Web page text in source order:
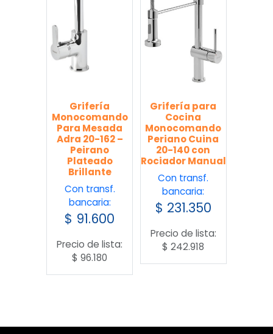
Grifería
Monocomando
Para Mesada
Adra 20-162 –
Peirano
Plateado
Brillante
Con transf.
bancaria:
$ 91.600
Precio de lista:
$ 96.180
Grifería para
Cocina
Monocomando
Periano Cuina
20-140 con
Rociador Manual
Con transf.
bancaria:
$ 231.350
Precio de lista:
$ 242.918